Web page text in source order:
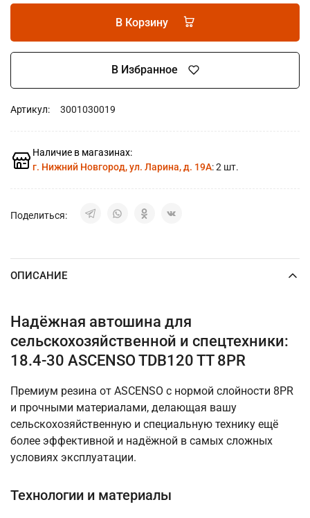
В Корзину
В Избранное
Артикул: 3001030019
Наличие в магазинах:
г. Нижний Новгород, ул. Ларина, д. 19А: 2 шт.
Поделиться:
ОПИСАНИЕ
Надёжная автошина для
сельскохозяйственной и спецтехники:
18.4-30 ASCENSO TDB120 TT 8PR
Премиум резина от ASCENSO с нормой слойности 8PR
и прочными материалами, делающая вашу
сельскохозяйственную и специальную технику ещё
более эффективной и надёжной в самых сложных
условиях эксплуатации.
Технологии и материалы